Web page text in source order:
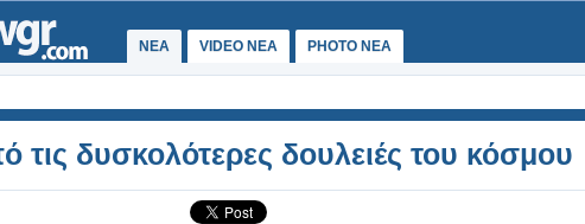
ΝΕΑ VIDEO NEA PHOTO NEA
τις δυσκολότερες δουλειές του κόσμου